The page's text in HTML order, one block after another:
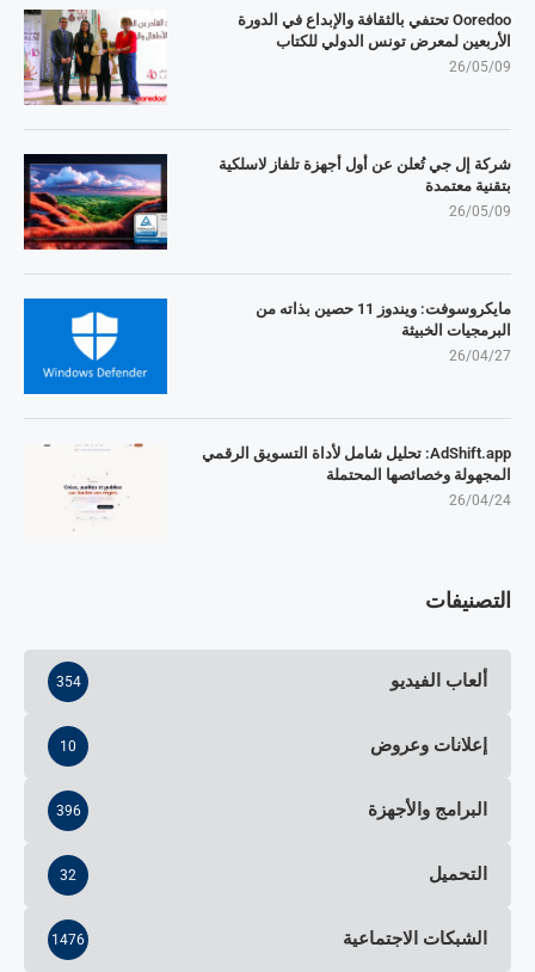
Ooredoo تحتفي بالثقافة والإبداع في الدورة
الأربعين لمعرض تونس الدولي للكتاب
26/05/09
شركة إل جي تُعلن عن أول أجهزة تلفاز لاسلكية
بتقنية معتمدة
26/05/09
مايكروسوفت: ويندوز 11 حصين بذاته من
البرمجيات الخبيثة
26/04/27
AdShift.app: تحليل شامل لأداة التسويق الرقمي
المجهولة وخصائصها المحتملة
26/04/24
التصنيفات
ألعاب الفيديو 354
إعلانات وعروض 10
البرامج والأجهزة 396
التحميل 32
الشبكات الاجتماعية 1476